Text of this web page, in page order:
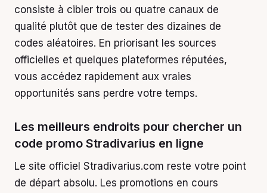
consiste à cibler trois ou quatre canaux de
qualité plutôt que de tester des dizaines de
codes aléatoires. En priorisant les sources
officielles et quelques plateformes réputées,
vous accédez rapidement aux vraies
opportunités sans perdre votre temps.
Les meilleurs endroits pour chercher un
code promo Stradivarius en ligne
Le site officiel Stradivarius.com reste votre point
de départ absolu. Les promotions en cours